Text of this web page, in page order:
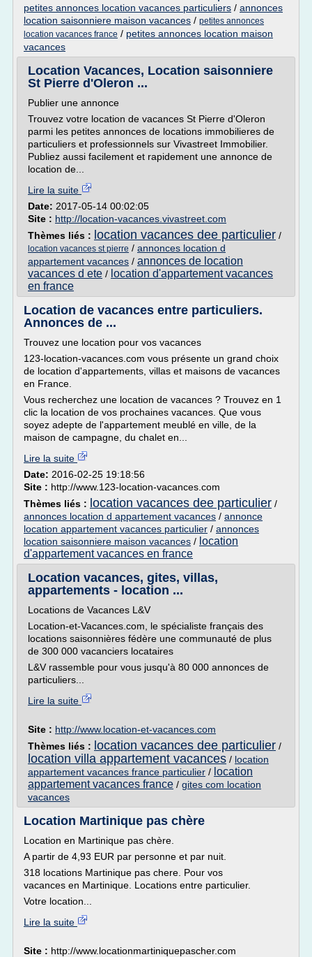
petites annonces location vacances particuliers / annonces
location saisonniere maison vacances / petites annonces
location vacances france / petites annonces location maison
vacances
Location Vacances, Location saisonniere
St Pierre d'Oleron ...
Publier une annonce
Trouvez votre location de vacances St Pierre d'Oleron
parmi les petites annonces de locations immobilieres de
particuliers et professionnels sur Vivastreet Immobilier.
Publiez aussi facilement et rapidement une annonce de
location de...
Lire la suite
Date: 2017-05-14 00:02:05
Site : http://location-vacances.vivastreet.com
Thèmes liés : location vacances dee particulier /
location vacances st pierre / annonces location d
appartement vacances / annonces de location
vacances d ete / location d'appartement vacances
en france
Location de vacances entre particuliers.
Annonces de ...
Trouvez une location pour vos vacances
123-location-vacances.com vous présente un grand choix
de location d'appartements, villas et maisons de vacances
en France.
Vous recherchez une location de vacances ? Trouvez en 1
clic la location de vos prochaines vacances. Que vous
soyez adepte de l'appartement meublé en ville, de la
maison de campagne, du chalet en...
Lire la suite
Date: 2016-02-25 19:18:56
Site : http://www.123-location-vacances.com
Thèmes liés : location vacances dee particulier /
annonces location d appartement vacances / annonce
location appartement vacances particulier / annonces
location saisonniere maison vacances / location
d'appartement vacances en france
Location vacances, gites, villas,
appartements - location ...
Locations de Vacances L&V
Location-et-Vacances.com, le spécialiste français des
locations saisonnières fédère une communauté de plus
de 300 000 vacanciers locataires
L&V rassemble pour vous jusqu'à 80 000 annonces de
particuliers...
Lire la suite
Site : http://www.location-et-vacances.com
Thèmes liés : location vacances dee particulier /
location villa appartement vacances / location
appartement vacances france particulier / location
appartement vacances france / gites com location
vacances
Location Martinique pas chère
Location en Martinique pas chère.
A partir de 4,93 EUR par personne et par nuit.
318 locations Martinique pas chere. Pour vos
vacances en Martinique. Locations entre particulier.
Votre location...
Lire la suite
Site : http://www.locationmartiniquepascher.com